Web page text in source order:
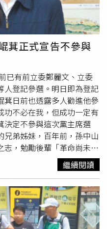
關國際局勢，麻生太郎重
東亞地區至關重要，日本
反對任何片面改變現狀的行
團將赴大阪參觀世界博覽
備與科技，備受好評，深
，感謝麻生太郎及三位眾
這次遴派優秀立委國會外
加入「台日交流聯誼
黨派國會聯誼平台。韓國瑜
日擴大體育交流。韓國瑜
處，表示立法院作為國家
督與立法推動、平衡三大黨
要使命，未來將持續深化
經濟及文化合作，並共同攜
多立委也致詞感謝，台日雙
、區域安全、國會交流及台
萁正式宣告不參與
已有前立委鄭麗文、立委
人登記參選。明日即為登記
萁日前也透露多人勸進他參
功不必在我，但成功一定有
決定不參與這次黨主席選
兄弟姊妹，百年前，孫中山
，勉勵後輩「革命尚未成
黨的困境，時刻提醒我們：
，引領未來。傅崐萁強調，
2350萬人、對抗民進黨賴
打擊異己變本加厲，府院黨
髒水，治國無半撇，鬥爭尚
會期，他帶領國民黨團，
繼續閱讀